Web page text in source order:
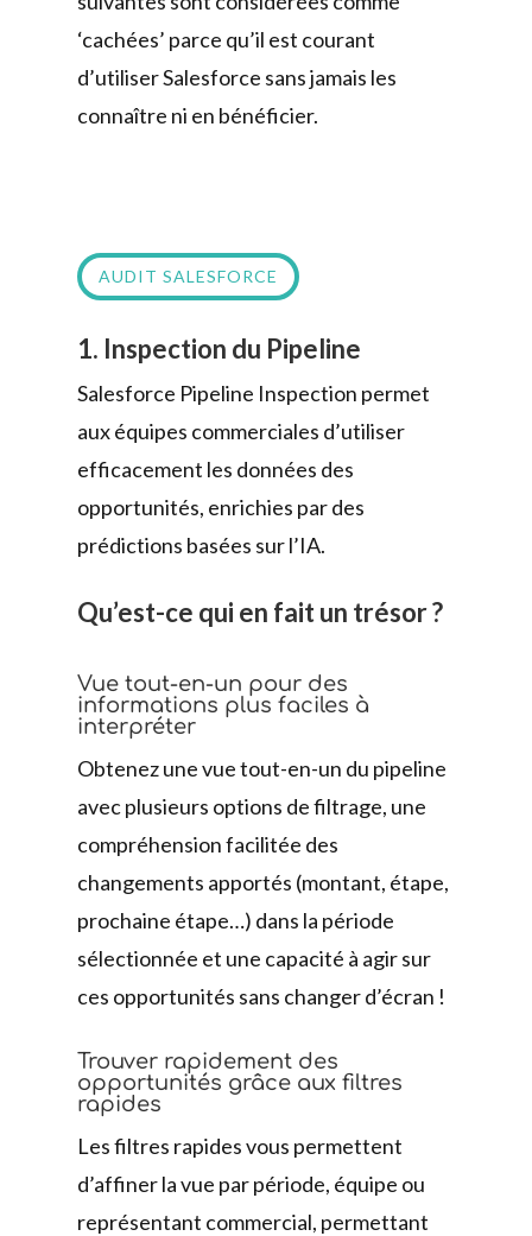
‘cachées’ parce qu’il est courant
d’utiliser Salesforce sans jamais les
connaître ni en bénéficier.
AUDIT SALESFORCE
1. Inspection du Pipeline
Salesforce Pipeline Inspection permet
aux équipes commerciales d’utiliser
efficacement les données des
opportunités, enrichies par des
prédictions basées sur l’IA.
Qu’est-ce qui en fait un trésor ?
Vue tout-en-un pour des
informations plus faciles à
interpréter
Obtenez une vue tout-en-un du pipeline
avec plusieurs options de filtrage, une
compréhension facilitée des
changements apportés (montant, étape,
prochaine étape…) dans la période
sélectionnée et une capacité à agir sur
ces opportunités sans changer d’écran !
Trouver rapidement des
opportunités grâce aux filtres
rapides
Les filtres rapides vous permettent
d’affiner la vue par période, équipe ou
représentant commercial, permettant